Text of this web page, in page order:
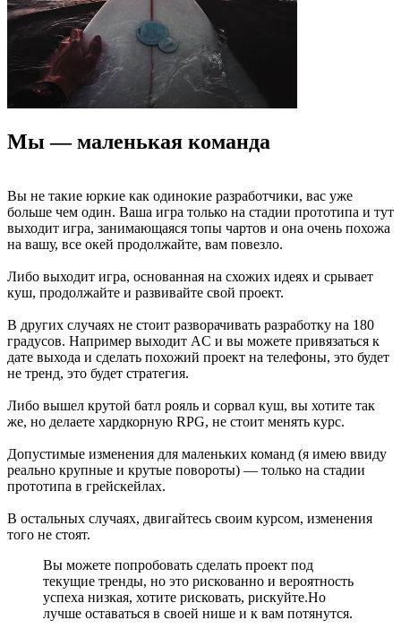
Мы — маленькая команда
Вы не такие юркие как одинокие разработчики, вас уже
больше чем один. Ваша игра только на стадии прототипа и тут
выходит игра, занимающаяся топы чартов и она очень похожа
на вашу, все окей продолжайте, вам повезло.
Либо выходит игра, основанная на схожих идеях и срывает
куш, продолжайте и развивайте свой проект.
В других случаях не стоит разворачивать разработку на 180
градусов. Например выходит AС и вы можете привязаться к
дате выхода и сделать похожий проект на телефоны, это будет
не тренд, это будет стратегия.
Либо вышел крутой батл рояль и сорвал куш, вы хотите так
же, но делаете хардкорную RPG, не стоит менять курс.
Допустимые изменения для маленьких команд (я имею ввиду
реально крупные и крутые повороты) — только на стадии
прототипа в грейскейлах.
В остальных случаях, двигайтесь своим курсом, изменения
того не стоят.
Вы можете попробовать сделать проект под
текущие тренды, но это рискованно и вероятность
успеха низкая, хотите рисковать, рискуйте.Но
лучше оставаться в своей нише и к вам потянутся.